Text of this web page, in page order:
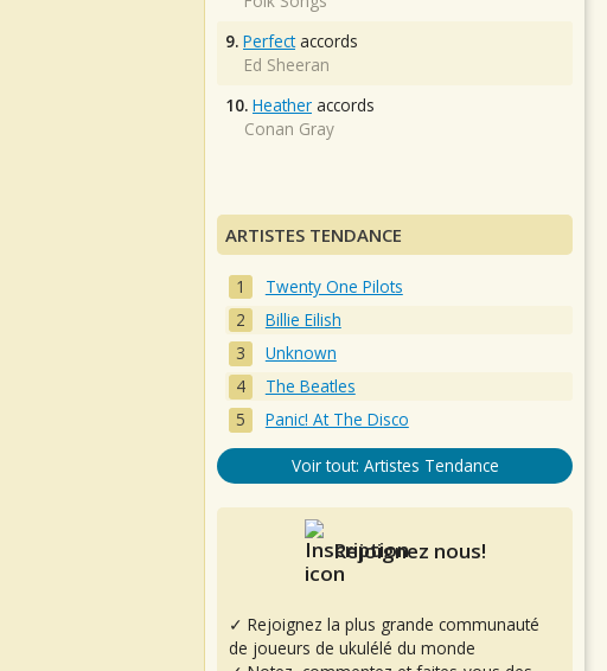
9. Perfectaccords
Ed Sheeran
10. Heather accords
Conan Gray
ARTISTES TENDANCE
Twenty One Pilots
Billie Eilish
Unknown
The Beatles
Panic! At The Disco
Voir tout: Artistes Tendance
Rejoignez nous!
✓ Rejoignez la plus grande communauté
de joueurs de ukulélé du monde